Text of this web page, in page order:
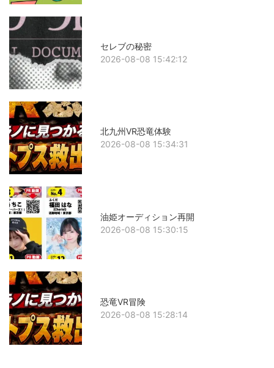
セレブの秘密
2026-08-08 15:42:12
北九州VR恐竜体験
2026-08-08 15:34:31
油姫オーディション再開
2026-08-08 15:30:15
恐竜VR冒険
2026-08-08 15:28:14